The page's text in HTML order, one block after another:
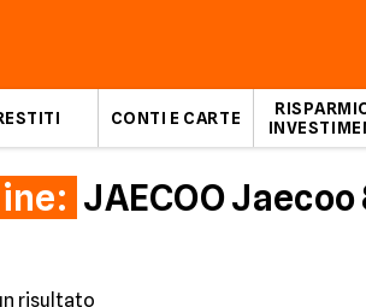
CONTI E CARTE
JAECOO Jaecoo
risultato